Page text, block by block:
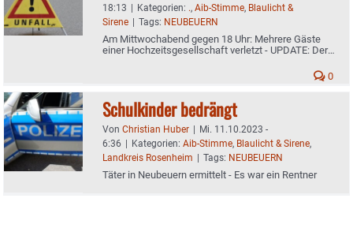
18:13 | Kategorien: ., Aib-Stimme, Blaulicht &
Sirene | Tags: NEUBEUERN
Am Mittwochabend gegen 18 Uhr: Mehrere Gäste
einer Hochzeitsgesellschaft verletzt - UPDATE: Der
0
Schulkinder bedrängt
Von Christian Huber | Mi. 11.10.2023 -
6:36 | Kategorien: Aib-Stimme, Blaulicht & Sirene,
Landkreis Rosenheim | Tags: NEUBEUERN
Täter in Neubeuern ermittelt - Es war ein Rentner